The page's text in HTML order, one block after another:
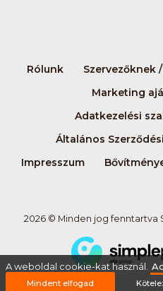
Rólunk
Szervezőknek
Marketing
Adatkezelési
Általános
Impresszum
2026 © Minden jog fenntartva
A weboldal cookie-kat használ.
Mindent elfogad